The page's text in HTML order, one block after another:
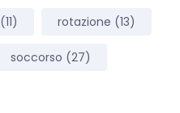
(11) rotazione (13)
soccorso (27)